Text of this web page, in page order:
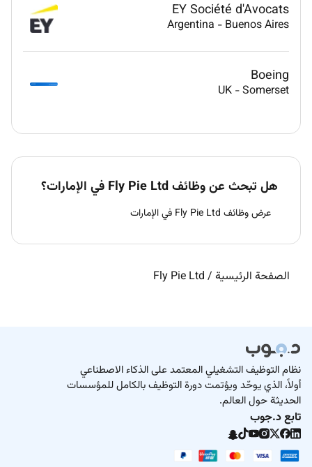
EY Société d'Avocats
Argentina - Buenos Aires
Boeing
UK -Somerset
هل تبحث عن وظائف Fly Pie Ltd في الإمارات؟
عرض وظائف Fly Pie Ltd في الإمارات
الصفحة الرئيسية /
Fly Pie Ltd
نظام التوظيف التشغيلي المعتمد على الذكاء الاصطناعي
أولاً، الذي يوحّد ويؤتمت دورة التوظيف بالكامل للمؤسسات
الحديثة حول العالم.
تابع د.جوب